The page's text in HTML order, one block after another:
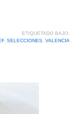
ETIQUETADO BAJO:
, SELECCIONES, VALENCIA